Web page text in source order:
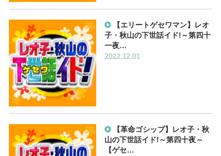
【エリートゲセワマン】レオ
子・秋山の下世話イド!～第四十
一夜…
2022.12.01
【革命ゴシップ】レオ子・秋
山の下世話イド!～第四十夜～
【ゲセ…